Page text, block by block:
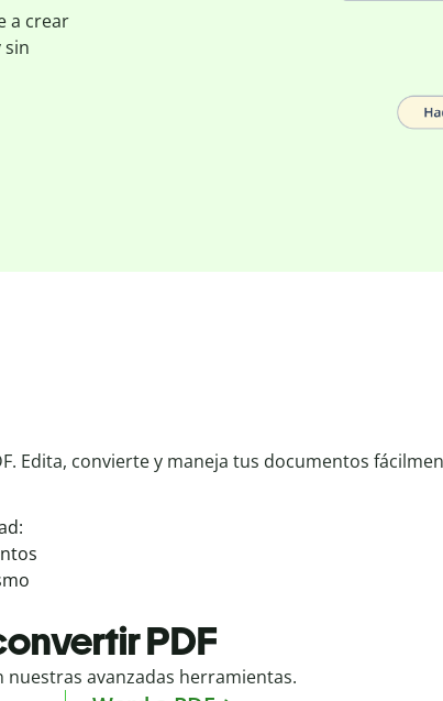
a crear
sin
Edita, convierte y maneja tus documentos
PDF
nuestras avanzadas herramientas.